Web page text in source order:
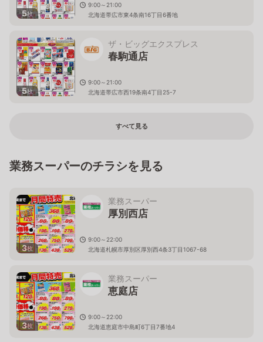
5枚
9:00～21:00
北海道帯広市東4条南16丁目6番地
5枚
ザ・ビッグエクスプレス
春駒通店
9:00～21:00
北海道帯広市西19条南4丁目25-7
すべて見る
業務スーパーのチラシを見る
3枚
業務スーパー
厚別西店
9:00～22:00
北海道札幌市厚別区厚別西4条3丁目1067-68
3枚
業務スーパー
恵庭店
9:00～22:00
北海道恵庭市中島町6丁目7番地4